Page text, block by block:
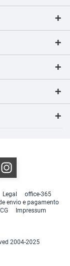
Legal
office-365
envio e pagamento
Impressum
2004-2025